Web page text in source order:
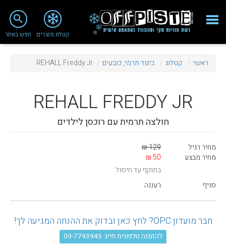
close
ציוד סנובורד
מאמרים
קטלוג מוצרים
search
חפש באתר
ראשי קטלוג ביגוד תרמי, כובעים REHALL Freddy Jr
REHALL FREDDY JR
חולצה תרמית עם רוכסן לילדים
מחיר רגיל
129 ₪
מחיר מבצע
50 ₪
בתוקף עד חיסול
סניף
רעננה
חבר מועדון OPC? לחץ כאן ובדוק את ההנחה המגיעה לך!
להזמנה טלפונית חייג: 09-7793945